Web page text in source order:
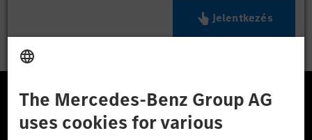
Jelentkezés
A Mercedes-Benz Csoport